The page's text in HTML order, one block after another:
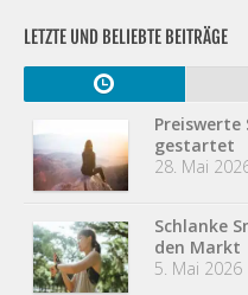
LETZTE UND BELIEBTE BEITRÄGE
Preiswerte
gestartet
28. Mai
Schlanke
den Markt
5. Mai 2026